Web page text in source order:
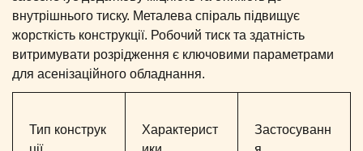
внутрішнього тиску. Металева спіраль підвищує
жорсткість конструкції. Робочий тиск та здатність
витримувати розрідження є ключовими параметрами
для асенізаційного обладнання.
Тип конструк
Характерист
Застосуванн